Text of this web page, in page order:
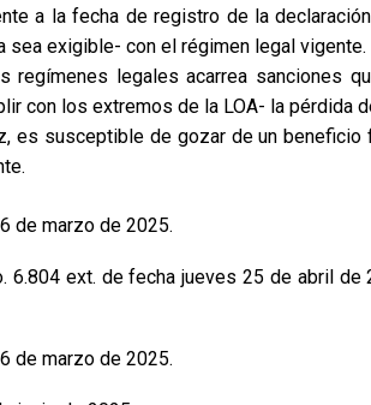
a la fecha de registro de la
sea exigible- con el régimen legal vigente.
regímenes legales acarrea sanciones
con los extremos de la LOA- la pérdida
es susceptible de gozar de un beneficio
de marzo de 2025.
6.804 ext. de fecha jueves 25 de abril
de marzo de 2025.